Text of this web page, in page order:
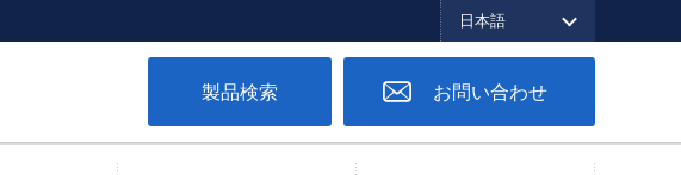
日本語
English
繁体中文
日本語
製品検索 お問い合わせ